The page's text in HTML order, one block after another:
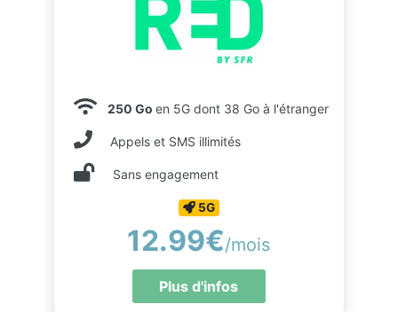
250 Go en 5G dont 38 Go à l'étranger
Appels et SMS illimités
Sans engagement
5G
12.99€/mois
Plus d'infos